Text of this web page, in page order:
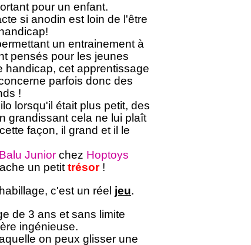
pour un enfant.
si anodin est loin de l'être
un entrainement à
pensés pour les jeunes
handicap, cet apprentissage
parfois donc des
!
lorsqu'il était plus petit, des
grandissant cela ne lui plaît
façon, il grand et il le
Balu Junior chez Hoptoys
un petit trésor!
c'est un réel jeu.
de 3 ans et sans limite
ingénieuse.
on peux glisser une